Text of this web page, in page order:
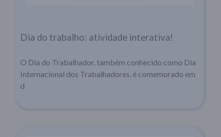
Dia do trabalho: atividade interativa!
O Dia do Trabalhador, também conhecido como Dia
Internacional dos Trabalhadores, é comemorado em
d